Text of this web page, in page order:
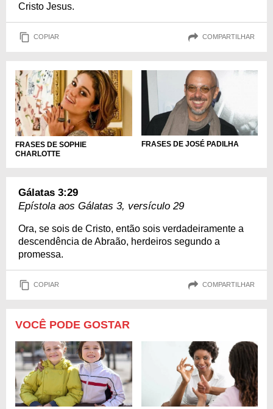
Cristo Jesus.
COPIAR COMPARTILHAR
FRASES DE SOPHIE
CHARLOTTE
FRASES DE JOSÉ PADILHA
Gálatas 3:29
Epístola aos Gálatas 3, versículo 29
Ora, se sois de Cristo, então sois verdadeiramente a
descendência de Abraão, herdeiros segundo a
promessa.
COPIAR COMPARTILHAR
VOCÊ PODE GOSTAR